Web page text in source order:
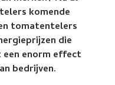
komende
tomatentelers
die
een enorm effect
bedrijven.